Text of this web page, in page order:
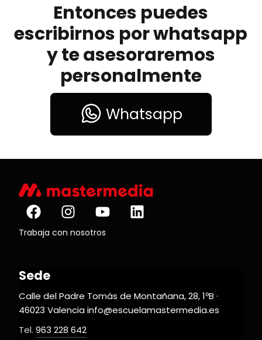
Entonces puedes
escribirnos por whatsapp
y te asesoraremos
personalmente
Whatsapp
Trabaja con nosotros
Sede
Calle del Padre Tomás de Montañana, 28, 1ºB ·
46023 Valencia info@escuelamastermedia.es
Tel. 963 228 642